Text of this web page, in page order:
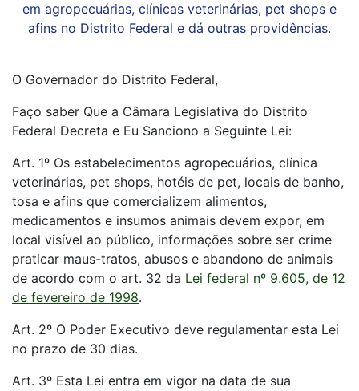
em agropecuárias, clínicas veterinárias, pet shops e
afins no Distrito Federal e dá outras providências.
O Governador do Distrito Federal,
Faço saber Que a Câmara Legislativa do Distrito
Federal Decreta e Eu Sanciono a Seguinte Lei:
Art. 1º Os estabelecimentos agropecuários, clínica
veterinárias, pet shops, hotéis de pet, locais de banho,
tosa e afins que comercializem alimentos,
medicamentos e insumos animais devem expor, em
local visível ao público, informações sobre ser crime
praticar maus-tratos, abusos e abandono de animais
de acordo com o art. 32 da Lei federal nº 9.605, de 12
de fevereiro de 1998.
Art. 2º O Poder Executivo deve regulamentar esta Lei
no prazo de 30 dias.
Art. 3º Esta Lei entra em vigor na data de sua